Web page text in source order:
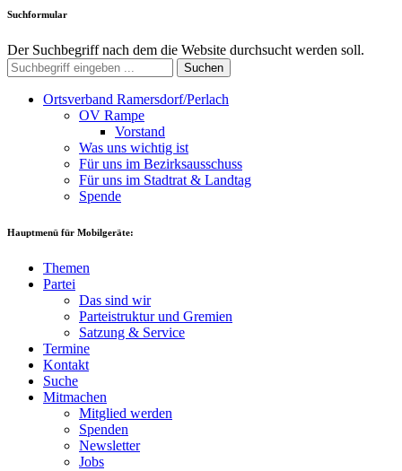
Suchformular
Der Suchbegriff nach dem die Website durchsucht werden soll.
Suchen
Ortsverband Ramersdorf/Perlach
OV Rampe
Vorstand
Was uns wichtig ist
Für uns im Bezirksausschuss
Für uns im Stadtrat & Landtag
Spende
Hauptmenü für Mobilgeräte:
Themen
Partei
Das sind wir
Parteistruktur und Gremien
Satzung & Service
Termine
Kontakt
Suche
Mitmachen
Mitglied werden
Spenden
Newsletter
Jobs